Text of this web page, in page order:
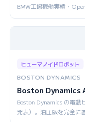
BMW工場稼働実績・
ヒューマノイドロボット
BOSTON DYNAMICS
Boston Dynamics
Boston Dynamics の電動
発表）。油圧版を完全に